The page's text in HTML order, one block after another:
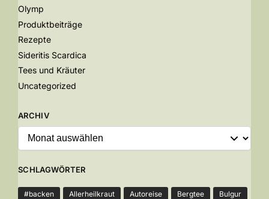
Olymp
Produktbeiträge
Rezepte
Sideritis Scardica
Tees und Kräuter
Uncategorized
ARCHIV
SCHLAGWÖRTER
#backen Allerheilkraut Autoreise Bergtee
Bulgur